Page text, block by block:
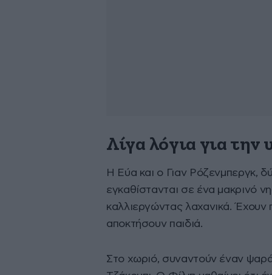
Λίγα λόγια για την
Η Εύα και ο Γιαν Ρόζενμπεργκ,
εγκαθίστανται σε ένα μακρινό
καλλιεργώντας λαχανικά. Έχουν
αποκτήσουν παιδιά.
Στο χωριό, συναντούν έναν